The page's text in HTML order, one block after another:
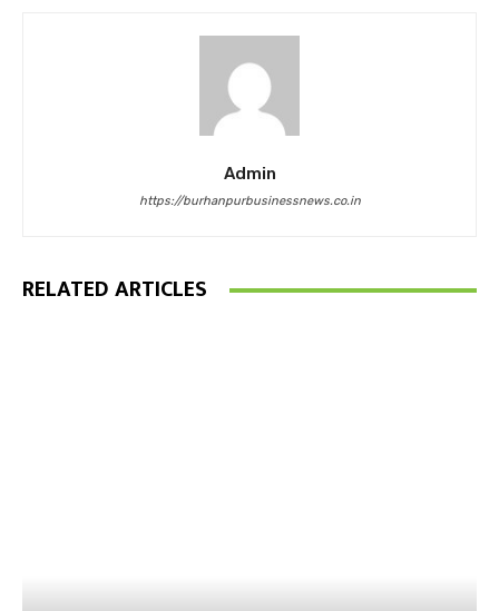
Admin
https://burhanpurbusinessnews.co.in
RELATED ARTICLES